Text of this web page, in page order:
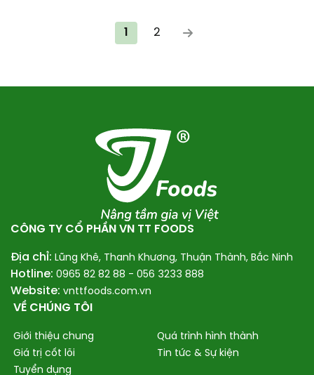
1 2
CÔNG TY CỔ PHẦN VN TT FOODS
Địa chỉ: Lũng Khê, Thanh Khương, Thuận Thành, Bắc Ninh
Hotline: 0965 82 82 88 - 056 3233 888
Website: vnttfoods.com.vn
VỀ CHÚNG TÔI
Giới thiệu chung
Quá trình hình thành
Giá trị cốt lõi
Tin tức & Sự kiện
Tuyển dụng